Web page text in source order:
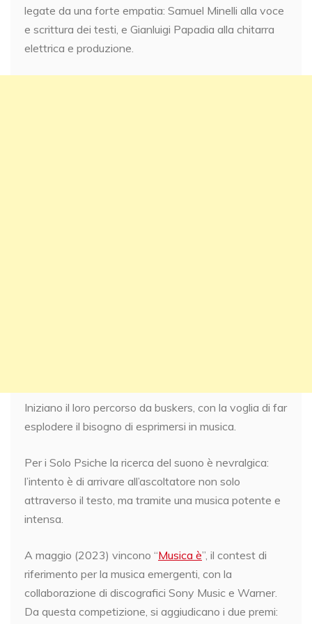
legate da una forte empatia: Samuel Minelli alla voce
e scrittura dei testi, e Gianluigi Papadia alla chitarra
elettrica e produzione.
Iniziano il loro percorso da buskers, con la voglia di far
esplodere il bisogno di esprimersi in musica.
Per i Solo Psiche la ricerca del suono è nevralgica:
l’intento è di arrivare all’ascoltatore non solo
attraverso il testo, ma tramite una musica potente e
intensa.
A maggio (2023) vincono “Musica è”, il contest di
riferimento per la musica emergenti, con la
collaborazione di discografici Sony Music e Warner.
Da questa competizione, si aggiudicano i due premi: